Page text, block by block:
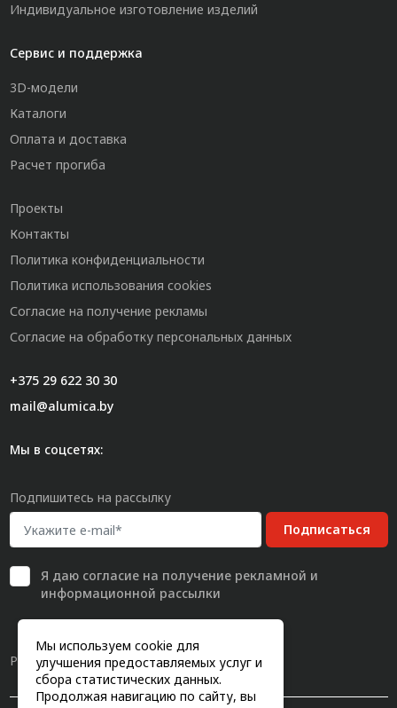
Мы используем cookie для
улучшения предоставляемых услуг и
сбора статистических данных.
Продолжая навигацию по сайту, вы
Индивидуальное изготовление изделий
Сервис и поддержка
3D-модели
Каталоги
Оплата и доставка
Расчет прогиба
Проекты
Контакты
Политика конфиденциальности
Политика использования cookies
Согласие на получение рекламы
Согласие на обработку персональных данных
+375 29 622 30 30
mail@alumica.by
Мы в соцсетях:
Подпишитесь на рассылку
Подписаться
Я даю согласиена получение рекламной и
информационной рассылки
Разработка сайта